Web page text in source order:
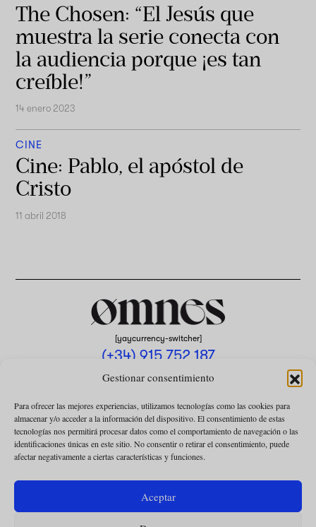
Gestionar consentimiento
Para ofrecer las mejores experiencias, utilizamos tecnologías como las cookies para
almacenar y/o acceder a la información del dispositivo. El consentimiento de estas
tecnologías nos permitirá procesar datos como el comportamiento de navegación o las
identificaciones únicas en este sitio. No consentir o retirar el consentimiento, puede
afectar negativamente a ciertas características y funciones.
Aceptar
The Chosen: “El Jesús que
muestra la serie conecta con
la audiencia porque ¡es tan
creíble!”
14 enero 2023
CINE
Cine: Pablo, el apóstol de
Cristo
11 abril 2018
[yaycurrency-switcher]
(+34) 915 752 187
omnes@omnesmag.com
POLÍTICA DE PRIVACIDAD
USO DE COOKIES